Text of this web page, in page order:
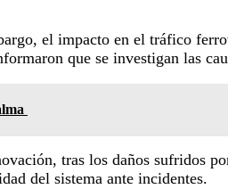
el impacto en el tráfico
que se investigan las
tras los daños sufridos
del sistema ante incidentes.